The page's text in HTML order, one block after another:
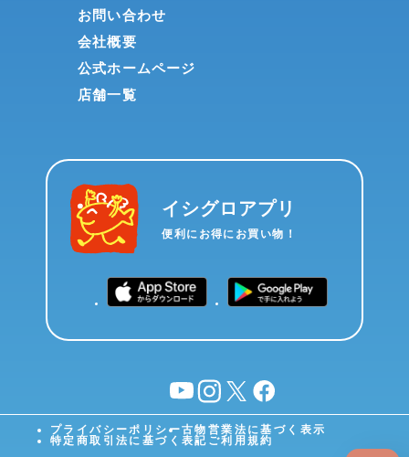
お問い合わせ
会社概要
公式ホームページ
店舗一覧
イシグロアプリ
便利にお得にお買い物！
YouTubeinstagram
X facebook
プライバシーポリシー古物営業法に基づく表示
特定商取引法に基づく表記 ご利用規約